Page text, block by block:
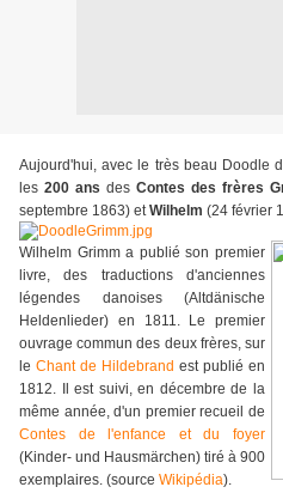
Aujourd'hui, avec le très beau Doodle
les 200 ans des Contes des frères
septembre 1863) etWilhelm (24 février
Wilhelm Grimm a publié son premier
livre, des traductions d'anciennes
légendes danoises (Altdänische
Heldenlieder) en 1811. Le premier
ouvrage commun des deux frères, sur
le Chant de Hildebrand est publié en
1812. Il est suivi, en décembre de la
même année, d'un premier recueil de
Contes de l'enfance et du foyer
(Kinder- und Hausmärchen) tiré à 900
exemplaires. (source Wikipédia).